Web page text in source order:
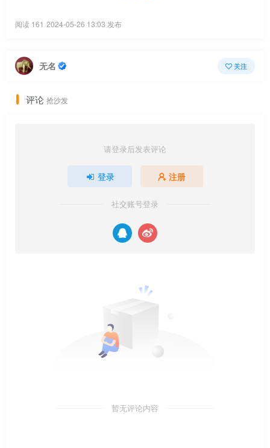
阅读 161 2024-05-26 13:03 发布
无名 关注
评论 抢沙发
请登录后发表评论
登录 注册
社交账号登录
暂无评论内容